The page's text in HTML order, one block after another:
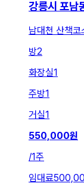
강릉시 포남
남대천 산책코
방2
화장실1
주방1
거실1
550,000원
/1주
임대료